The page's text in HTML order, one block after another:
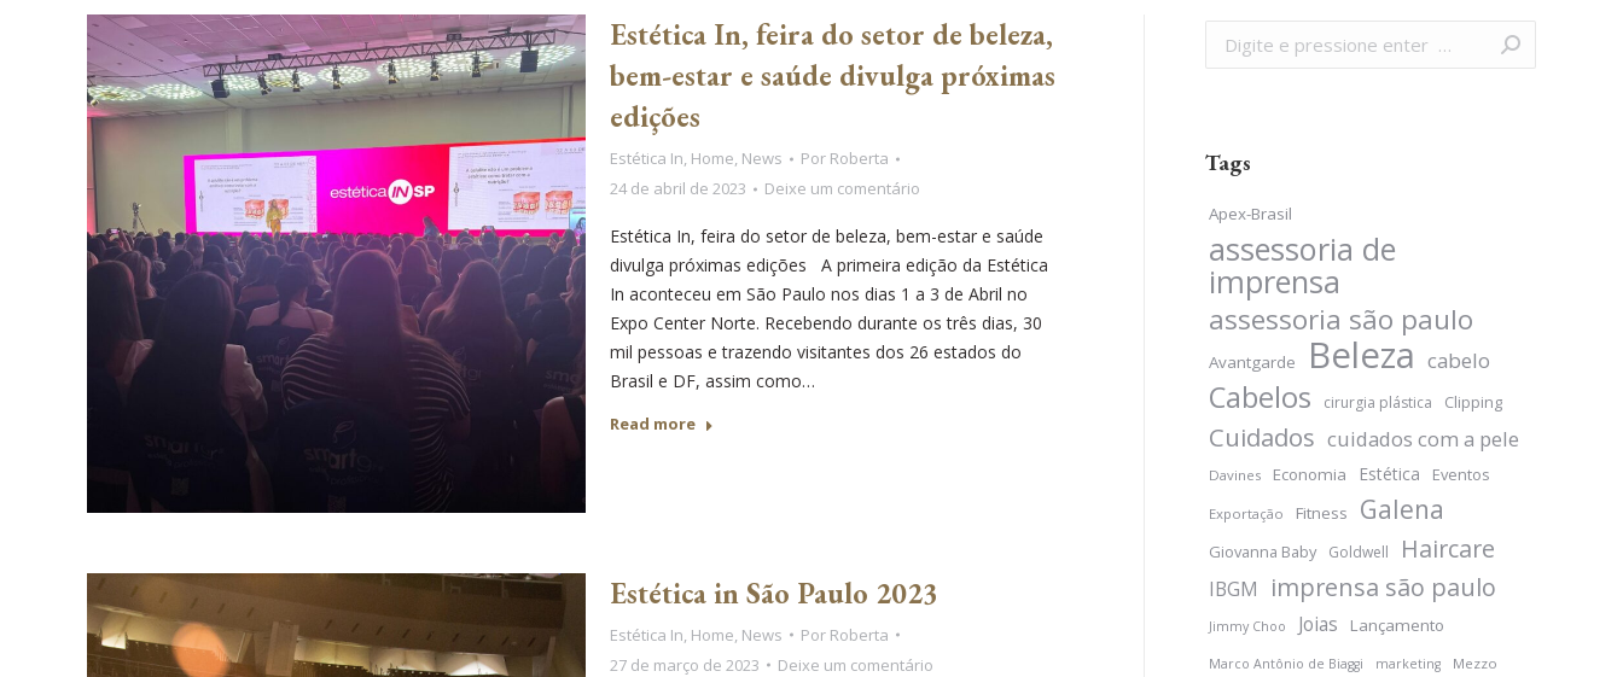
Estética In, feira do setor de beleza,
bem-estar e saúde divulga próximas
edições
Estética In, Home, News Por Roberta
24 de abril de 2023
Deixe um comentário
Estética In, feira do setor de beleza, bem-estar e saúde
divulga próximas edições A primeira edição da Estética
In aconteceu em São Paulo nos dias 1 a 3 de Abril no
Expo Center Norte. Recebendo durante os três dias, 30
mil pessoas e trazendo visitantes dos 26 estados do
Brasil e DF, assim como…
Read more
Estética in São Paulo 2023
Estética In Home News Por Roberta
27 de março de 2023
Deixe um comentário
Search:
Tags
Apex-Brasil
assessoria de
imprensa
assessoria são paulo
Avantgarde Beleza cabelo
Cabelos cirurgia plástica Clipping
Cuidados cuidados com a pele
Davines Economia Estética Eventos
Exportação Fitness Galena
Giovanna Baby Goldwell Haircare
IBGM imprensa são paulo
Jimmy Choo Joias Lançamento
Marco Antônio de Biaggi marketing Mezzo